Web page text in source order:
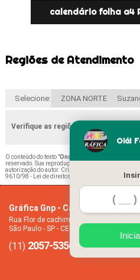
calendário folha a4
Regiões de Atendimento
Selecione: ZONA NORTE
Verifique as regiões que atendemos
O conteúdo do texto "Onde Comprar Calendário
reservado. Sua reprodução, parcial ou total,
autorização do autor. Crime de violação de direito
9610/98 - Lei de direitos autorais
Gráfica Gnp - Cartão de visita
Rua Flor de cachimbo, 274 - Jardim
São Paulo - SP - CEP: 08050-040
(11) 2057-5356 (11)94612-
Olá!